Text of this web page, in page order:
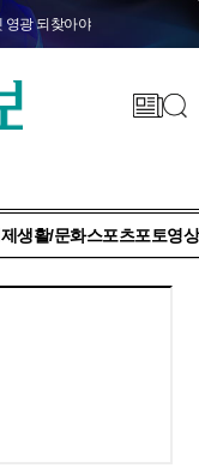
영광 되찾아야
생활/문화스포츠포토영상